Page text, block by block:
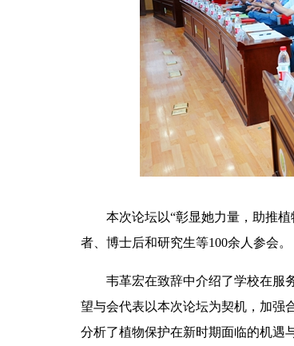
本次论坛以“彰显她力量，助推
者、博士后和研究生等100余人参会。
韦革宏在致辞中介绍了学校在服
望与会代表以本次论坛为契机，加强
分析了植物保护在新时期面临的机遇